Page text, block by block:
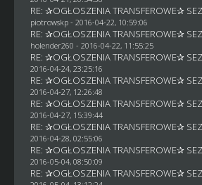
RE: ✰OGŁOSZENIA TRANSFEROWE✰
piotrowskp- 2016-04-22, 10:59:06
RE: ✰OGŁOSZENIA TRANSFEROWE✰
holender260 - 2016-04-22, 11:55:25
RE: ✰OGŁOSZENIA TRANSFEROWE✰
2016-04-24, 23:25:16
RE: ✰OGŁOSZENIA TRANSFEROWE✰
2016-04-27, 12:26:48
RE: ✰OGŁOSZENIA TRANSFEROWE✰
2016-04-27, 15:39:44
RE: ✰OGŁOSZENIA TRANSFEROWE✰
2016-04-28, 02:55:06
RE: ✰OGŁOSZENIA TRANSFEROWE✰
2016-05-04, 08:50:09
RE: ✰OGŁOSZENIA TRANSFEROWE✰